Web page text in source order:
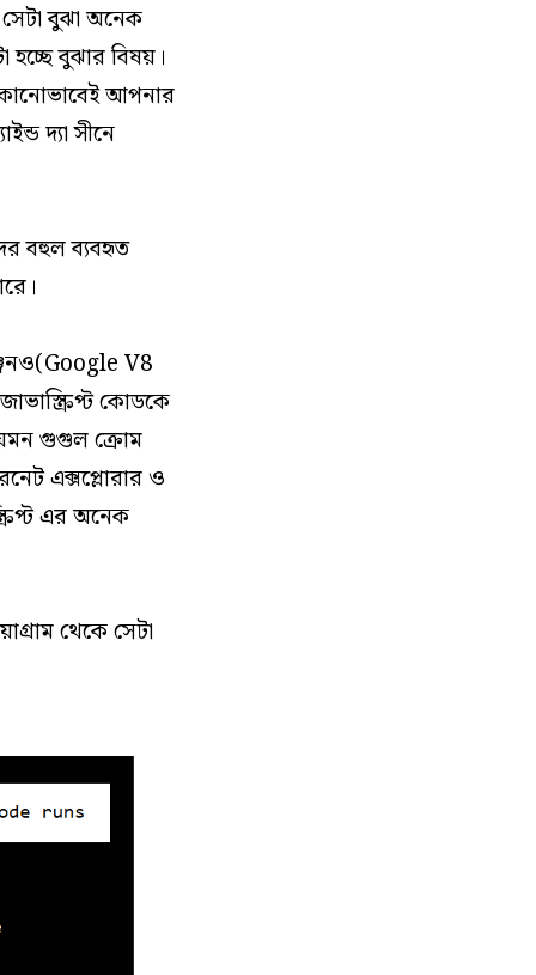
বুঝা অনেক
বুঝার বিষয়।
আপনার
দ্যা সীনে
বহুল ব্যবহৃত
V8
কোডকে
যেমন গুগুল ক্রোম
এক্সপ্লোরার ও
এর অনেক
থেকে সেটা